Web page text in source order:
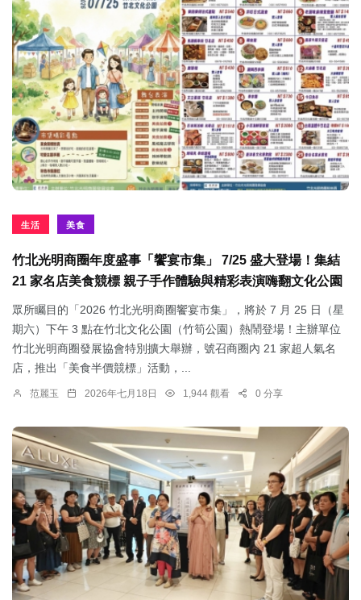
生活 美食
竹北光明商圈年度盛事「饗宴市集」 7/25 盛大登場！集結
21 家名店美食競標 親子手作體驗與精彩表演嗨翻文化公園
眾所矚目的「2026 竹北光明商圈饗宴市集」，將於 7 月 25 日（星
期六）下午 3 點在竹北文化公園（竹筍公園）熱鬧登場！主辦單位
竹北光明商圈發展協會特別擴大舉辦，號召商圈內 21 家超人氣名
店，推出「美食半價競標」活動，...
范麗玉 2026年七月18日 1,944 觀看 0 分享